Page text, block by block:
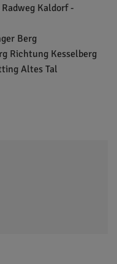
Radweg Kaldorf -
Berg
Richtung Kesselberg
Altes Tal